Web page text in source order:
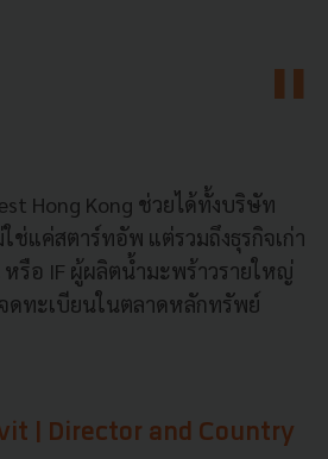
Hong Kong ช่วยได้ทั้งบริษัท
ช่แค่สตาร์ทอัพ แต่รวมถึงธุรกิจเก่า
หรือ IF ผู้ผลิตน้ำมะพร้าวรายใหญ่
ดทะเบียนในตลาดหลักทรัพย์
| Director and Country